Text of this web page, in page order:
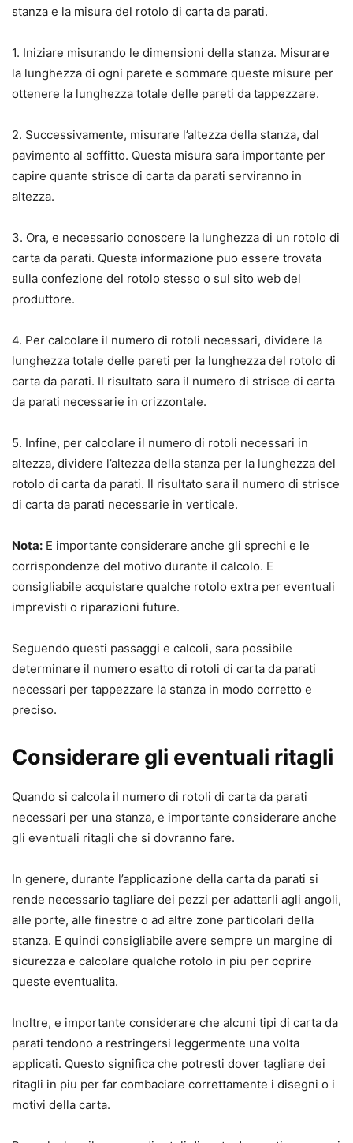
stanza e la misura del rotolo di carta da parati.
1. Iniziare misurando le dimensioni della stanza. Misurare
la lunghezza di ogni parete e sommare queste misure per
ottenere la lunghezza totale delle pareti da tappezzare.
2. Successivamente, misurare l’altezza della stanza, dal
pavimento al soffitto. Questa misura sara importante per
capire quante strisce di carta da parati serviranno in
altezza.
3. Ora, e necessario conoscere la lunghezza di un rotolo di
carta da parati. Questa informazione puo essere trovata
sulla confezione del rotolo stesso o sul sito web del
produttore.
4. Per calcolare il numero di rotoli necessari, dividere la
lunghezza totale delle pareti per la lunghezza del rotolo di
carta da parati. Il risultato sara il numero di strisce di carta
da parati necessarie in orizzontale.
5. Infine, per calcolare il numero di rotoli necessari in
altezza, dividere l’altezza della stanza per la lunghezza del
rotolo di carta da parati. Il risultato sara il numero di strisce
di carta da parati necessarie in verticale.
Nota: E importante considerare anche gli sprechi e le
corrispondenze del motivo durante il calcolo. E
consigliabile acquistare qualche rotolo extra per eventuali
imprevisti o riparazioni future.
Seguendo questi passaggi e calcoli, sara possibile
determinare il numero esatto di rotoli di carta da parati
necessari per tappezzare la stanza in modo corretto e
preciso.
Considerare gli eventuali ritagli
Quando si calcola il numero di rotoli di carta da parati
necessari per una stanza, e importante considerare anche
gli eventuali ritagli che si dovranno fare.
In genere, durante l’applicazione della carta da parati si
rende necessario tagliare dei pezzi per adattarli agli angoli,
alle porte, alle finestre o ad altre zone particolari della
stanza. E quindi consigliabile avere sempre un margine di
sicurezza e calcolare qualche rotolo in piu per coprire
queste eventualita.
Inoltre, e importante considerare che alcuni tipi di carta da
parati tendono a restringersi leggermente una volta
applicati. Questo significa che potresti dover tagliare dei
ritagli in piu per far combaciare correttamente i disegni o i
motivi della carta.